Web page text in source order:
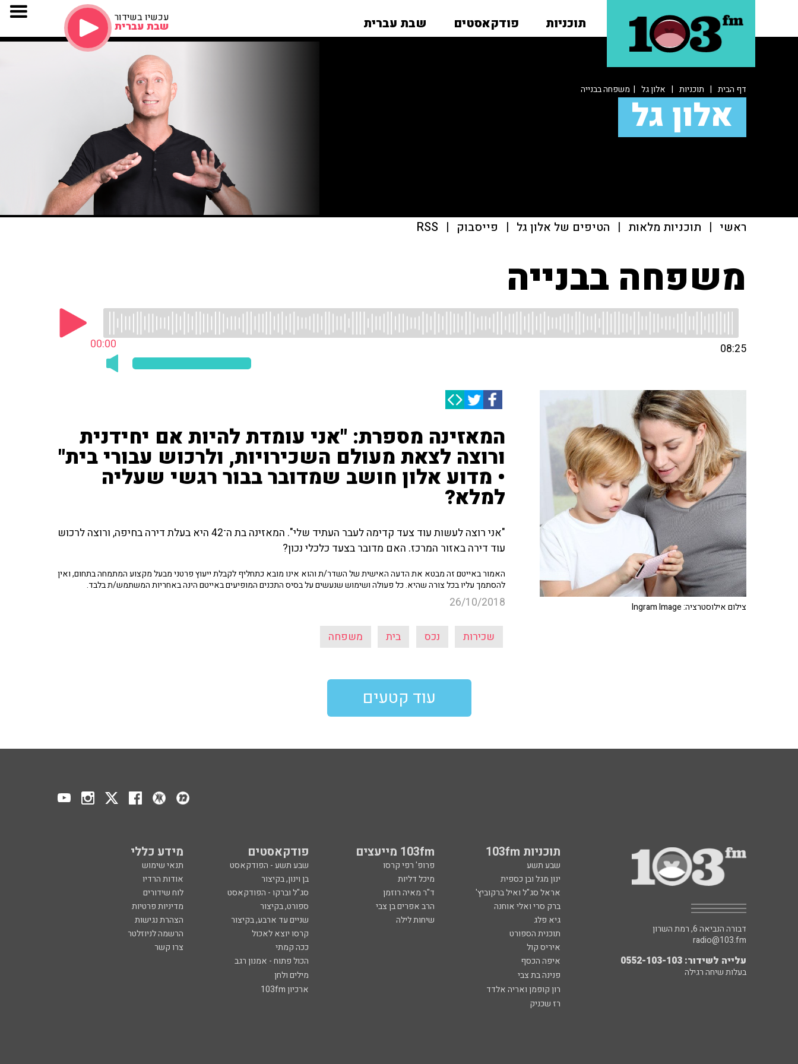
תוכניות פודקאסטים שבת עברית עכשיו בשידור
שבת עברית
דף הבית | תוכניות | אלון גל | משפחה בבנייה
אלון גל
ראשי | תוכניות מלאות | הטיפים של אלון גל | פייסבוק |
RSS
משפחה בבנייה
00:00 08:25
המאזינה מספרת: "אני עומדת להיות אם יחידנית
ורוצה לצאת מעולם השכירויות, ולרכוש עבורי בית"
• מדוע אלון חושב שמדובר בבור רגשי שעליה
למלא?
"אני רוצה לעשות עוד צעד קדימה לעבר העתיד שלי". המאזינה בת ה־42 היא בעלת דירה בחיפה, ורוצה לרכוש
עוד דירה באזור המרכז. האם מדובר בצעד כלכלי נכון?
האמור באייטם זה מבטא את הדעה האישית של השדר/ת והוא אינו מובא כתחליף לקבלת ייעוץ פרטני מבעל מקצוע המתמחה בתחום, ואין
להסתמך עליו בכל צורה שהיא. כל פעולה ושימוש שנעשים על בסיס התכנים המופיעים באייטם הינה באחריות המשתמש/ת בלבד.
26/10/2018
שכירות נכס בית משפחה
צילום אילוסטרציה: Ingram Image
עוד קטעים
תוכניות 103fm 103fm מייעצים פודקאסטים מידע כללי
שבע תשע פרופ' רפי קרסו שבע תשע - הפודקאסט
תנאי שימוש
ינון מגל ובן כספית
מיכל דליות בן וינון, בקיצור
אודות הרדיו
אראל סג"ל ואיל ברקוביץ'
ד"ר מאיה רוזמן סג"ל וברקו - הפודקאסט
לוח שידורים
ברק סרי ואלי אוחנה
הרב אפרים בן צבי ספורט, בקיצור
מדיניות פרטיות
גיא פלג
שיחות לילה שניים עד ארבע, בקיצור
הצהרת נגישות
תוכנית הספורט
קרסו יוצא לאכול
הרשמה לניוזלטר
איריס קול
ככה קמתי
צרו קשר
איפה הכסף
הכול פתוח - אמנון רגב
פנינה בת צבי
מילים ולחן
רון קופמן ואריה אלדד
ארכיון 103fm
רז שכניק
דבורה הנביאה 6, רמת השרון
radio@103.fm
עלייה לשידור: 0552-103-103
בעלות שיחה רגילה